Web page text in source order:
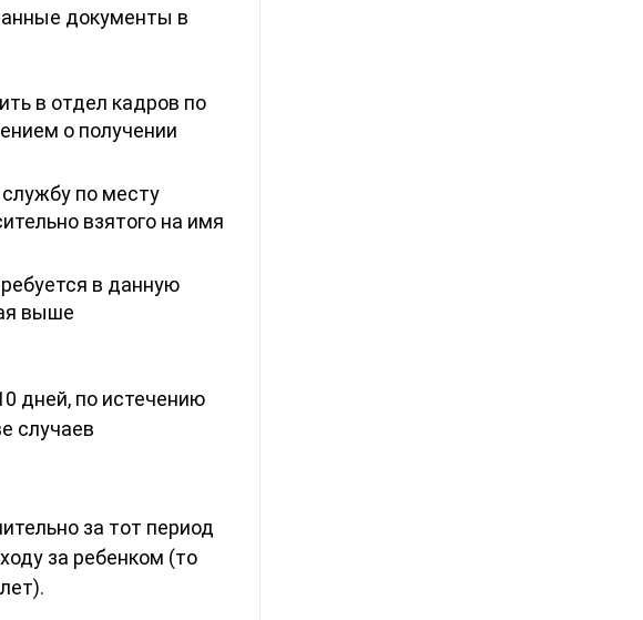
документы в
в отдел кадров по
о получении
по месту
взятого на имя
в данную
выше
дней, по истечению
случаев
за тот период
за ребенком (то